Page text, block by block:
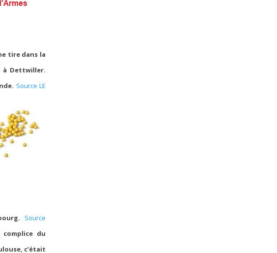
tire dans la
à Dettwiller.
Source LE
Source
du
c’était